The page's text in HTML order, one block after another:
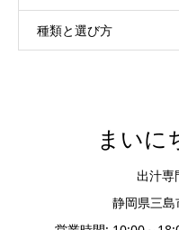
種類と選び方
まいに
出汁専
静岡県三